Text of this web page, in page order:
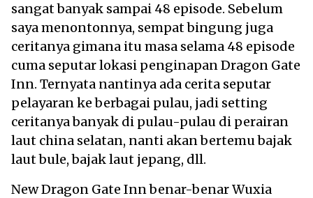
sangat banyak sampai 48 episode. Sebelum
saya menontonnya, sempat bingung juga
ceritanya gimana itu masa selama 48 episode
cuma seputar lokasi penginapan Dragon Gate
Inn. Ternyata nantinya ada cerita seputar
pelayaran ke berbagai pulau, jadi setting
ceritanya banyak di pulau-pulau di perairan
laut china selatan, nanti akan bertemu bajak
laut bule, bajak laut jepang, dll.
New Dragon Gate Inn benar-benar Wuxia